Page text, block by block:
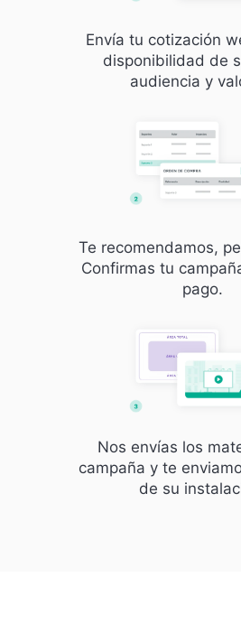
Envía tu cotización
disponibilidad de
audiencia y
Te recomendamos,
Confirmas tu
pago.
Nos envías los
campaña y te
de su